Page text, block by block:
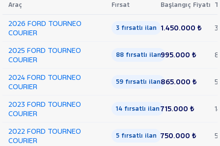
Araç Fırsat Başlangıç Fiyatı
2026 FORD TOURNEO
COURIER
3 fırsatlı ilan 1.450.000 ₺ 3
2025 FORD TOURNEO
COURIER
88 fırsatlı ilan995.000 ₺
2024 FORD TOURNEO
COURIER
59 fırsatlı ilan865.000 ₺
2023 FORD TOURNEO
COURIER
14 fırsatlı ilan715.000 ₺
2022 FORD TOURNEO
COURIER
5 fırsatlı ilan 750.000 ₺ 5